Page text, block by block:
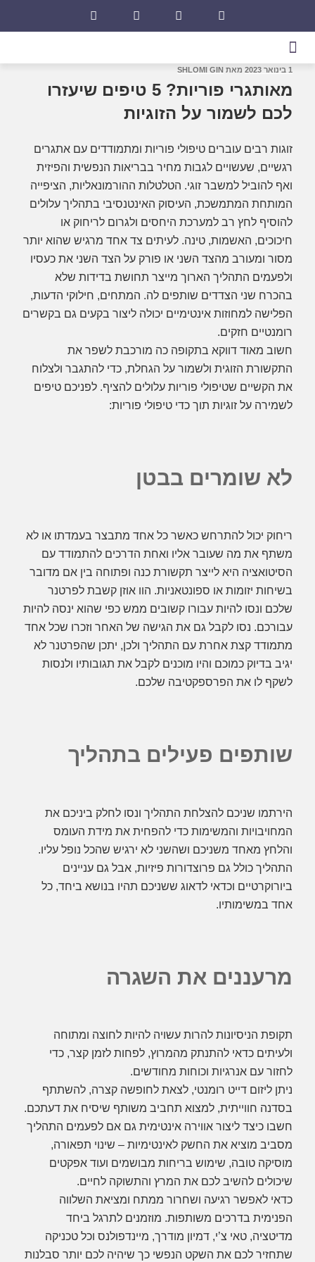
1 בינואר 2023 מאת SHLOMI GIN
מאותגרי פוריות? 5 טיפים שיעזרו
לכם לשמור על הזוגיות
זוגות רבים עוברים טיפולי פוריות ומתמודדים עם אתגרים
רגשיים, שעשויים לגבות מחיר בבריאות הנפשית והפיזית
ואף להוביל למשבר זוגי. הטלטלות ההורמונאליות, הציפייה
המותחת המתמשכת, העיסוק האינטנסיבי בתהליך עלולים
להוסיף לחץ רב למערכת היחסים ולגרום לריחוק או
חיכוכים, האשמות, טינה. לעיתים צד אחד מרגיש שהוא יותר
מסור ומעורב מהצד השני או פורק על הצד השני את כעסיו
ולפעמים התהליך הארוך מייצר תחושת בדידות שלא
בהכרח שני הצדדים שותפים לה. המתחים, חילוקי הדעות,
הפלישה למחוזות אינטימיים יכולה ליצור בקעים גם בקשרים
רומנטיים חזקים.
חשוב מאוד דווקא בתקופה כה מורכבת לשפר את
התקשורת הזוגית ולשמור על הגחלת, כדי להתגבר ולצלוח
את הקשיים שטיפולי פוריות עלולים להציף. לפניכם טיפים
לשמירה על זוגיות תוך כדי טיפולי פוריות:
לא שומרים בבטן
ריחוק יכול להתרחש כאשר כל אחד מתבצר בעמדתו או לא
משתף את מה שעובר אליו ואחת הדרכים להתמודד עם
הסיטואציה היא לייצר תקשורת כנה ופתוחה בין אם מדובר
בשיחות יזומות או ספונטאניות. הוו אוזן קשבת לפרטנר
שלכם ונסו להיות עבורו קשובים ממש כפי שהוא ינסה להיות
עבורכם. נסו לקבל גם את הגישה של האחר וזכרו שכל אחד
מתמודד קצת אחרת עם התהליך ולכן, יתכן שהפרטנר לא
יגיב בדיוק כמוכם והיו מוכנים לקבל את תגובותיו ולנסות
לשקף לו את הפרספקטיבה שלכם.
שותפים פעילים בתהליך
הירתמו שניכם להצלחת התהליך ונסו לחלק ביניכם את
המחויבויות והמשימות כדי להפחית את מידת העומס
והלחץ מאחד משניכם ושהשני לא ירגיש שהכל נופל עליו.
התהליך כולל גם פרוצדורות פיזיות, אבל גם עניינים
ביורוקרטיים וכדאי לדאוג ששניכם תהיו בנושא ביחד, כל
אחד במשימותיו.
מרעננים את השגרה
תקופת הניסיונות להרות עשויה להיות לחוצה ומתוחה
ולעיתים כדאי להתנתק מהמרוץ, לפחות לזמן קצר, כדי
לחזור עם אנרגיות וכוחות מחודשים.
ניתן ליזום דייט רומנטי, לצאת לחופשה קצרה, להשתתף
בסדנה חווייתית, למצוא תחביב משותף שיסיח את דעתכם.
חשבו כיצד ליצור אווירה אינטימית גם אם לפעמים התהליך
מסביב מוציא את החשק לאינטימיות – שינוי תפאורה,
מוסיקה טובה, שימוש בריחות מבושמים ועוד אפקטים
שיכולים להשיב לכם את המרץ והתשוקה לחיים.
כדאי לאפשר רגיעה ושחרור ממתח ומציאת השלווה
הפנימית בדרכים משותפות. מוזמנים לתרגל ביחד
מדיטציה, טאי צ’י, דמיון מודרך, מיינדפולנס וכל טכניקה
שתחזיר לכם את השקט הנפשי כך שיהיה לכם יותר סבלנות